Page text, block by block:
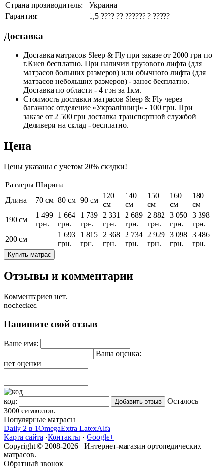
Страна прозиводитель:
Украина
Гарантия:
1,5 ???? ?? ?????? ? ?????
Доставка
Доставка матрасов Sleep & Fly при заказе от 2000 грн по
г.Киев бесплатно. При наличии грузового лифта (для
матрасов больших размеров) или обычного лифта (для
матрасов небольших размеров) - занос бесплатно.
Доставка по области - 4 грн за 1км.
Стоимость доставки матрасов Sleep & Fly через
багажное отделение «Укрзалізниці» - 100 грн. При
заказе от 2 500 грн доставка транспортной службой
Деливери на склад - бесплатно.
Цена
Цены указаны с учетом 20% скидки!
Размеры Ширина
Длина
70 см 80 см 90 см
120
см
140
см
150
см
160
см
180
см
190 см
1 499
грн.
1 664
грн.
1 789
грн.
2 331
грн.
2 689
грн.
2 882
грн.
3 050
грн.
3 398
грн.
200 см
1 693
грн.
1 815
грн.
2 368
грн.
2 734
грн.
2 929
грн.
3 098
грн.
3 486
грн.
Купить матрас
Отзывы и комментарии
Комментариев нет.
nochecked
Напишите свой отзыв
Ваше имя:
Ваша оценка:
нет оценки
код:
Осталось
3000 символов.
Популярные матрасы
Daily 2 в 1OmegaExtra LatexAlfa
Карта сайта ·Контакты · Google+
Copyright © 2008-2026 Интернет-магазин ортопедических
матрасов.
Обратный звонок